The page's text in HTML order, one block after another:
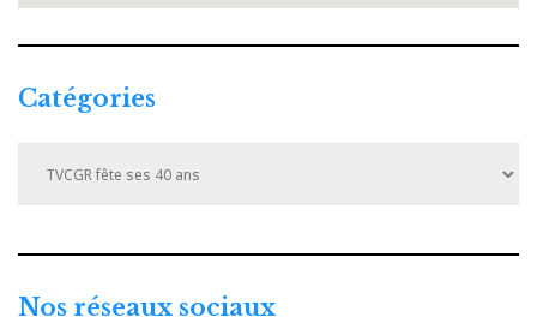
Catégories
Nos réseaux sociaux